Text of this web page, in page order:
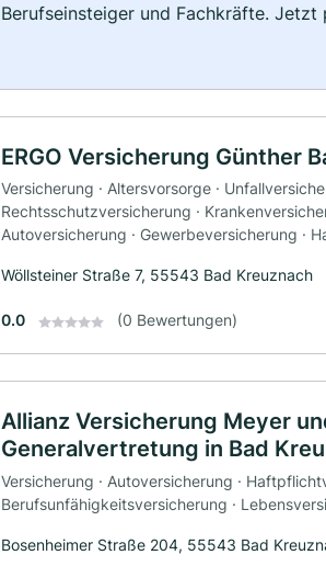
Berufseinsteiger und Fachkräfte.
ERGO Versicherung Günther
Versicherung · Altersvorsorge ·
Rechtsschutzversicherung ·
Autoversicherung · Gewerbeversicherung ·
Wöllsteiner Straße 7, 55543 Bad Kreuznach
0.0 (0 Bewertungen)
Allianz Versicherung Meyer
Generalvertretung in Bad
Versicherung · Autoversicherung ·
Berufsunfähigkeitsversicherung ·
Bosenheimer Straße 204, 55543 Bad